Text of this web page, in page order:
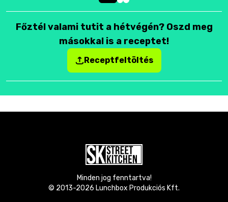
Főztél valami tutit a hétvégén? Oszd meg
másokkal is a receptet!
Receptfeltöltés
Minden jog fenntartva!
© 2013-2026 Lunchbox Produkciós Kft.